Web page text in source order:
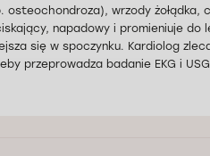
osteochondroza), wrzody żołądka,
napadowy i promieniuje do
się w spoczynku. Kardiolog
przeprowadza badanie EKG i